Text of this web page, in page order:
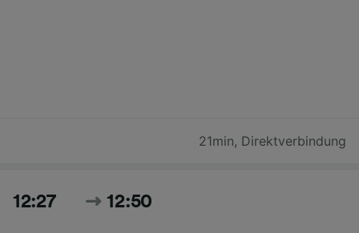
21min, Direktverbindung
12:27 12:50